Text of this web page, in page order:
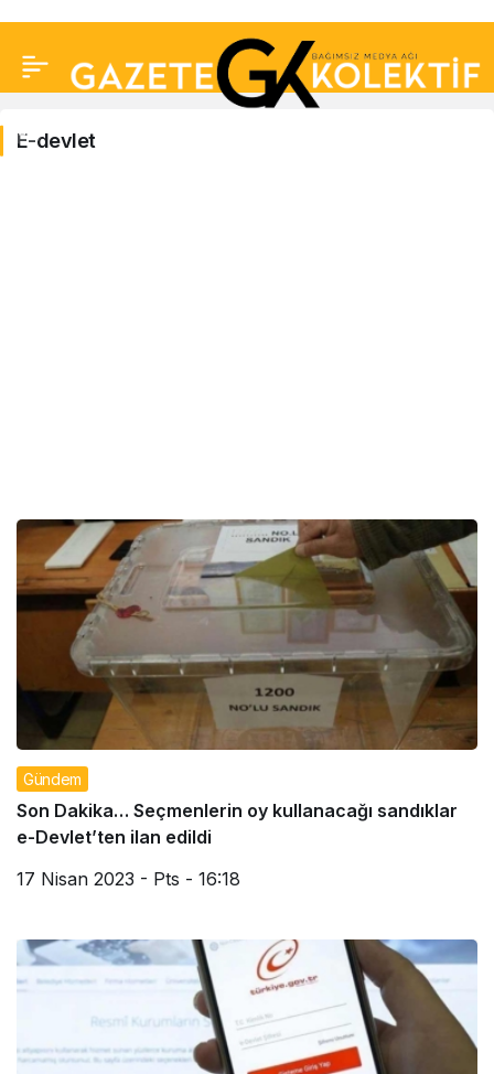
E-
E-devlet
Gündem
Son Dakika… Seçmenlerin oy kullanacağı sandıklar
e-Devlet’ten ilan edildi
17 Nisan 2023 - Pts - 16:18